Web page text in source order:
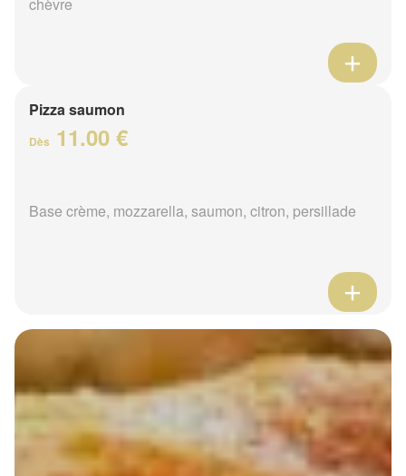
Pizza saumon
Dès 11.00 €
Base crème, mozzarella, saumon, citron, persillade